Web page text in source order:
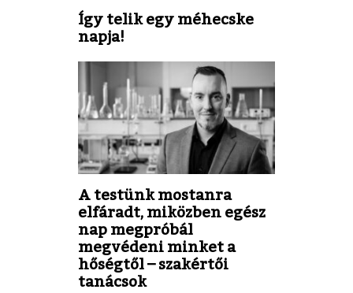
Így telik egy méhecske
napja!
A testünk mostanra
elfáradt, miközben egész
nap megpróbál
megvédeni minket a
hőségtől – szakértői
tanácsok